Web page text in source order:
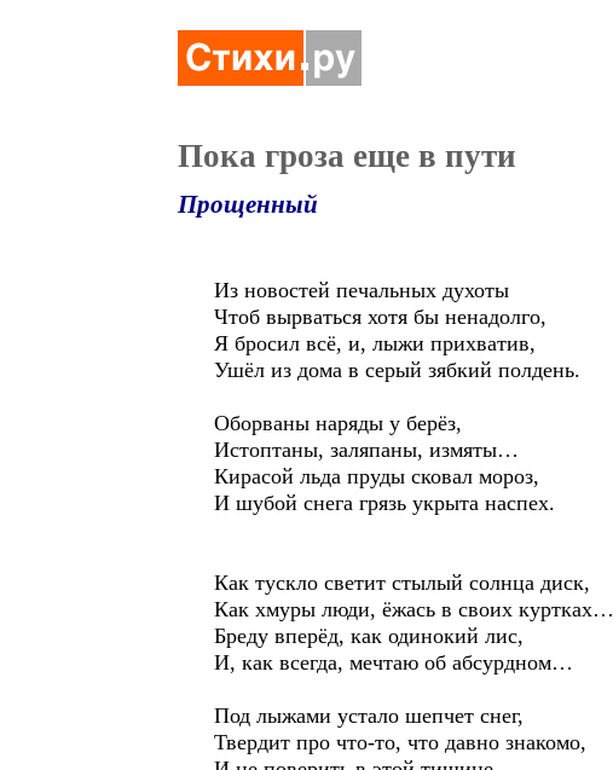
Пока гроза еще в пути
Прощенный
Из новостей печальных духоты
Чтоб вырваться хотя бы ненадолго,
Я бросил всё, и, лыжи прихватив,
Ушёл из дома в серый зябкий полдень.
Оборваны наряды у берёз,
Истоптаны, заляпаны, измяты…
Кирасой льда пруды сковал мороз,
И шубой снега грязь укрыта наспех.
Как тускло светит стылый солнца диск,
Как хмуры люди, ёжась в своих куртках…
Бреду вперёд, как одинокий лис,
И, как всегда, мечтаю об абсурдном…
Под лыжами устало шепчет снег,
Твердит про что-то, что давно знакомо,